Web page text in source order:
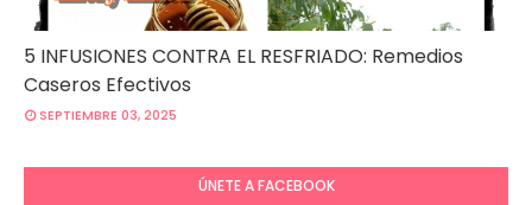
5 INFUSIONES CONTRA EL RESFRIADO: Remedios
Caseros Efectivos
SEPTIEMBRE 03, 2025
ÚNETE A FACEBOOK